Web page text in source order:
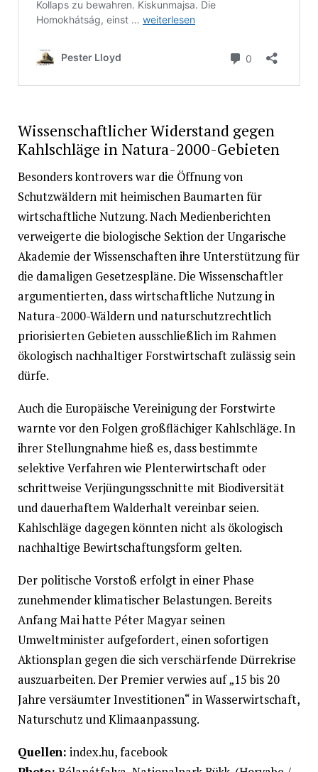
Wissenschaftlicher Widerstand gegen
Kahlschläge in Natura-2000-Gebieten
Besonders kontrovers war die Öffnung von
Schutzwäldern mit heimischen Baumarten für
wirtschaftliche Nutzung. Nach Medienberichten
verweigerte die biologische Sektion der Ungarische
Akademie der Wissenschaften ihre Unterstützung für
die damaligen Gesetzespläne. Die Wissenschaftler
argumentierten, dass wirtschaftliche Nutzung in
Natura-2000-Wäldern und naturschutzrechtlich
priorisierten Gebieten ausschließlich im Rahmen
ökologisch nachhaltiger Forstwirtschaft zulässig sein
dürfe.
Auch die Europäische Vereinigung der Forstwirte
warnte vor den Folgen großflächiger Kahlschläge. In
ihrer Stellungnahme hieß es, dass bestimmte
selektive Verfahren wie Plenterwirtschaft oder
schrittweise Verjüngungsschnitte mit Biodiversität
und dauerhaftem Walderhalt vereinbar seien.
Kahlschläge dagegen könnten nicht als ökologisch
nachhaltige Bewirtschaftungsform gelten.
Der politische Vorstoß erfolgt in einer Phase
zunehmender klimatischer Belastungen. Bereits
Anfang Mai hatte Péter Magyar seinen
Umweltminister aufgefordert, einen sofortigen
Aktionsplan gegen die sich verschärfende Dürrekrise
auszuarbeiten. Der Premier verwies auf „15 bis 20
Jahre versäumter Investitionen“ in Wasserwirtschaft,
Naturschutz und Klimaanpassung.
Quellen: index.hu, facebook